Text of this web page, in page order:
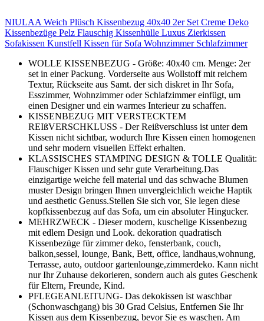
NIULAA Weich Plüsch Kissenbezug 40x40 2er Set Creme Deko
Kissenbezüge Pelz Flauschig Kissenhülle Luxus Zierkissen
Sofakissen Kunstfell Kissen für Sofa Wohnzimmer Schlafzimmer
WOLLE KISSENBEZUG - Größe: 40x40 cm. Menge: 2er
set in einer Packung. Vorderseite aus Wollstoff mit reichem
Textur, Rückseite aus Samt. der sich diskret in Ihr Sofa,
Esszimmer, Wohnzimmer oder Schlafzimmer einfügt, um
einen Designer und ein warmes Interieur zu schaffen.
KISSENBEZUG MIT VERSTECKTEM
REIßVERSCHKLUSS - Der Reißverschluss ist unter dem
Kissen nicht sichtbar, wodurch Ihre Kissen einen homogenen
und sehr modern visuellen Effekt erhalten.
KLASSISCHES STAMPING DESIGN & TOLLE Qualität:
Flauschiger Kissen und sehr gute Verarbeitung.Das
einzigartige weiche fell material und das schwache Blumen
muster Design bringen Ihnen unvergleichlich weiche Haptik
und aesthetic Genuss.Stellen Sie sich vor, Sie legen diese
kopfkissenbezug auf das Sofa, um ein absoluter Hingucker.
MEHRZWECK - Dieser modern, kuschelige Kissenbezug
mit edlem Design und Look. dekoration quadratisch
Kissenbezüge für zimmer deko, fensterbank, couch,
balkon,sessel, lounge, Bank, Bett, office, landhaus,wohnung,
Terrasse, auto, outdoor gartenlounge,zimmerdeko. Kann nicht
nur Ihr Zuhause dekorieren, sondern auch als gutes Geschenk
für Eltern, Freunde, Kind.
PFLEGEANLEITUNG- Das dekokissen ist waschbar
(Schonwaschgang) bis 30 Grad Celsius, Entfernen Sie Ihr
Kissen aus dem Kissenbezug, bevor Sie es waschen. Am